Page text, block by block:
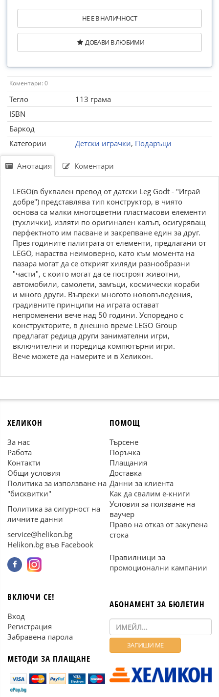
НЕ Е В НАЛИЧНОСТ
ДОБАВИ В ЛЮБИМИ
Коментари: 0
Тегло
113 грама
ISBN
Баркод
Категории
Детски играчки, Подаръци
Анотация Коментари
LEGO(в буквален превод от датски Leg Godt - "Играй
добре") представлява тип конструктор, в чиято
основа са малки многоцветни пластмасови елементи
(тухлички), изляти по оригинален калъп, осигуряващ
перфектното им пасване и закрепване един за друг.
През годините палитрата от елементи, предлагани от
LEGO, нараства неимоверно, като към момента на
пазара могат да се открият хиляди разнообразни
"части", с които могат да се построят животни,
автомобили, самолети, замъци, космически кораби
и много други. Въпреки многото нововъведения,
градивните принципи на играта остават
непроменени вече над 50 години. Успоредно с
конструкторите, в днешно време LEGO Group
предлагат редица други занимателни игри,
включителни и поредица компютърни игри.
Вече можете да намерите и в Хеликон.
ХЕЛИКОН
За нас
Работа
Контакти
Общи условия
Политика за използване на
"бисквитки"
Политика за сигурност на
личните данни
service@helikon.bg
Helikon.bg във Facebook
ПОМОЩ
Търсене
Поръчка
Плащания
Доставка
Данни за клиента
Как да свалим е-книги
Условия за ползване на
ваучер
Право на отказ от закупена
стока
Правилници за
промоционални кампании
ВКЛЮЧИ СЕ!
Вход
Регистрация
Забравена парола
МЕТОДИ ЗА ПЛАЩАНЕ
АБОНАМЕНТ ЗА БЮЛЕТИН